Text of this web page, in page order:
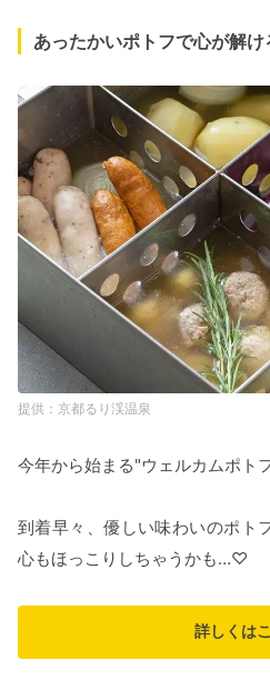
あったかいポトフで心が解
京都るり渓温泉
今年から始まる"ウェルカムポト
到着早々、優しい味わいのポト
心もほっこりしちゃうかも…♡
詳しくは